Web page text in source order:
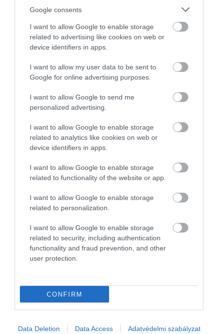
Google consents
I want to allow Google to enable storage
related to advertising like cookies on web or
device identifiers in apps.
I want to allow my user data to be sent to
Google for online advertising purposes.
I want to allow Google to send me
personalized advertising.
I want to allow Google to enable storage
related to analytics like cookies on web or
device identifiers in apps.
I want to allow Google to enable storage
related to functionality of the website or app.
I want to allow Google to enable storage
related to personalization.
I want to allow Google to enable storage
related to security, including authentication
functionality and fraud prevention, and other
user protection.
CONFIRM
Data Deletion Data Access Adatvédelmi szabályzat
de hol? Az már egy…